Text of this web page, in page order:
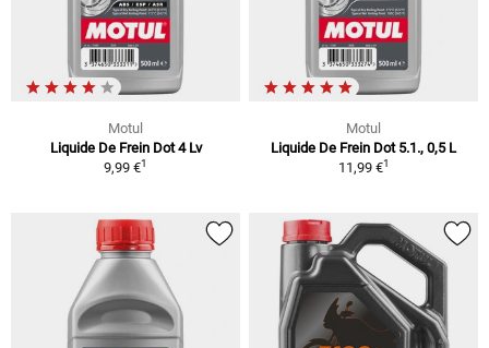
Motul
Liquide De Frein Dot 4 Lv
9,99 €1
Motul
Liquide De Frein Dot 5.1., 0,5 L
11,99 €1